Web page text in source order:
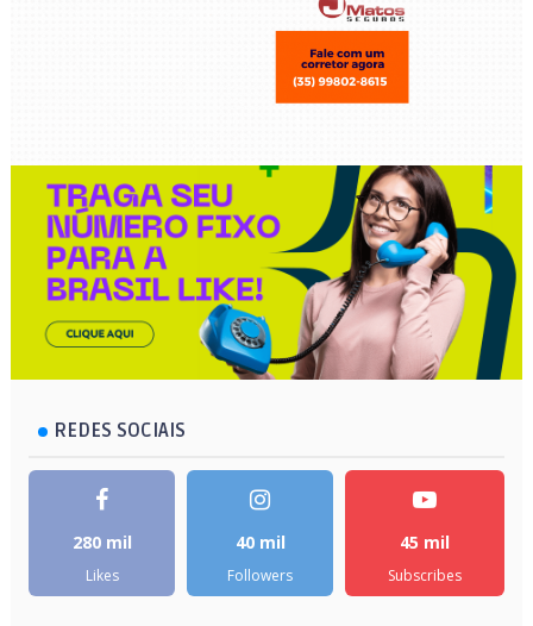
REDES SOCIAIS
280 mil
Likes
40 mil
Followers
45 mil
Subscribes